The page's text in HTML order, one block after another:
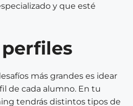
y que esté
más grandes es idear
de cada alumno. En tu
tendrás distintos tipos de